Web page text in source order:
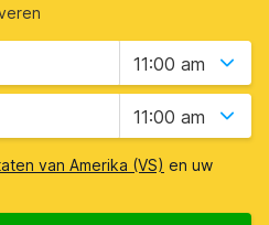
11:00 am
11:00 am
van Amerika (VS) en uw